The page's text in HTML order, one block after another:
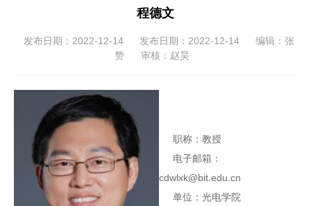
程德文
发布日期：2022-12-14 发布日期：2022-12-14
编辑：张
赞
审核：赵昊
职称：教授
电子邮箱：
cdwlxk@bit.edu.cn
单位：光电学院